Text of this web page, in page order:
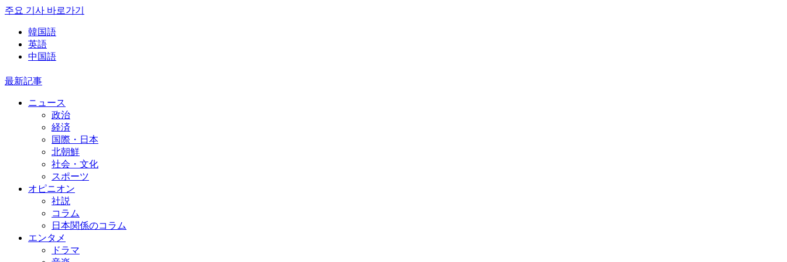
주요 기사 바로가기
韓国語
英語
中国語
最新記事
ニュース
政治
経済
国際・日本
北朝鮮
社会・文化
スポーツ
オピニオン
社説
コラム
日本関係のコラム
エンタメ
ドラマ